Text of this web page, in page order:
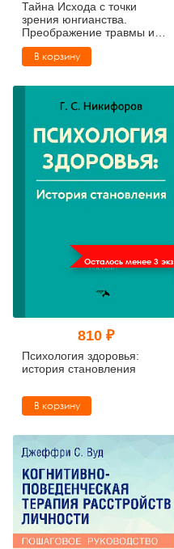
Тайна Исхода с точки
зрения юнгианства.
Преображение травмы и
источники обновления
В корзину
Осталось менее 3 экз.
810 ₽
Психология здоровья:
история становления
В корзину